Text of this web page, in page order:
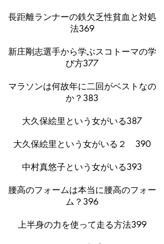
長距離ランナーの鉄欠乏性貧血と対処
法369
新庄剛志選手から学ぶスコトーマの学
び方377
マラソンは何故年に二回がベストなの
か？383
大久保絵里という女がいる387
大久保絵里という女がいる２ 390
中村真悠子という女がいる393
腰高のフォームは本当に腰高のフォー
ム？396
上半身の力を使って走る方法399